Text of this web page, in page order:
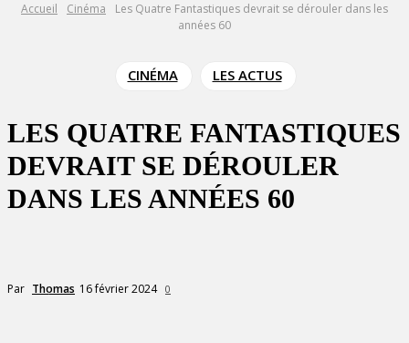
Accueil Cinéma
Les Quatre Fantastiques devrait se dérouler dans les
années 60
CINÉMA LES ACTUS
LES QUATRE FANTASTIQUES
DEVRAIT SE DÉROULER
DANS LES ANNÉES 60
Par Thomas 16 février 2024 0